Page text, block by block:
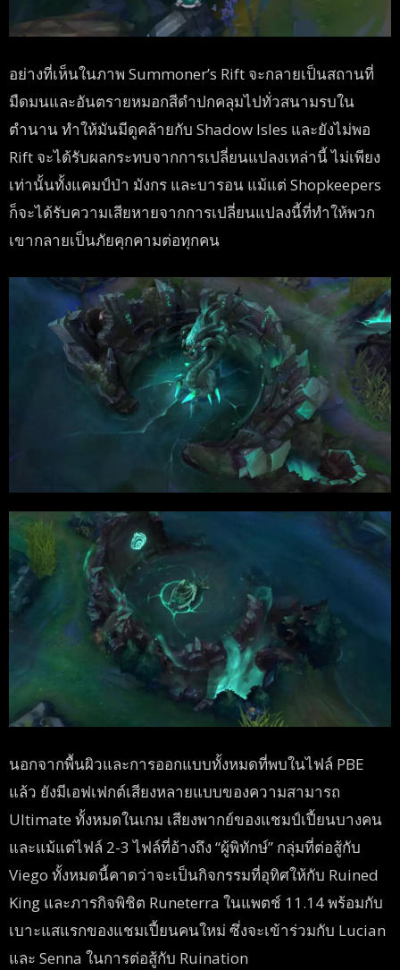
อย่างที่เห็นในภาพ Summoner’s Rift จะกลายเป็นสถานที่
มืดมนและอันตรายหมอกสีดำปกคลุมไปทั่วสนามรบใน
ตำนาน ทำให้มันมีดูคล้ายกับ Shadow Isles และยังไม่พอ
Rift จะได้รับผลกระทบจากการเปลี่ยนแปลงเหล่านี้ ไม่เพียง
เท่านั้นทั้งแคมป์ป่า มังกร และบารอน แม้แต่ Shopkeepers
ก็จะได้รับความเสียหายจากการเปลี่ยนแปลงนี้ที่ทำให้พวก
เขากลายเป็นภัยคุกคามต่อทุกคน
นอกจากพื้นผิวและการออกแบบทั้งหมดที่พบในไฟล์ PBE
แล้ว ยังมีเอฟเฟกต์เสียงหลายแบบของความสามารถ
Ultimate ทั้งหมดในเกม เสียงพากย์ของแชมป์เปี้ยนบางคน
และแม้แต่ไฟล์ 2-3 ไฟล์ที่อ้างถึง “ผู้พิทักษ์” กลุ่มที่ต่อสู้กับ
Viego ทั้งหมดนี้คาดว่าจะเป็นกิจกรรมที่อุทิศให้กับ Ruined
King และภารกิจพิชิต Runeterra ในแพตช์ 11.14 พร้อมกับ
เบาะแสแรกของแชมเปี้ยนคนใหม่ ซึ่งจะเข้าร่วมกับ Lucian
และ Senna ในการต่อสู้กับ Ruination